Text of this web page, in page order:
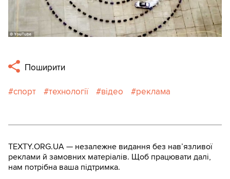
Поширити
спорт технології відео реклама
TEXTY.ORG.UA — незалежне видання без навʼязливої
реклами й замовних матеріалів. Щоб працювати далі,
нам потрібна ваша підтримка.